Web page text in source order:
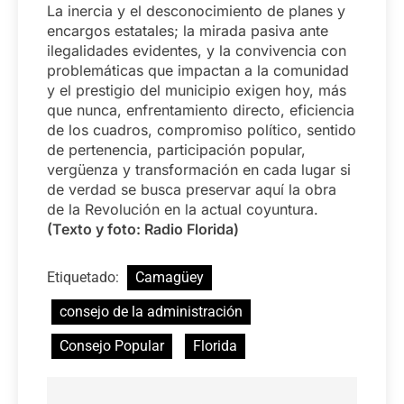
La inercia y el desconocimiento de planes y
encargos estatales; la mirada pasiva ante
ilegalidades evidentes, y la convivencia con
problemáticas que impactan a la comunidad
y el prestigio del municipio exigen hoy, más
que nunca, enfrentamiento directo, eficiencia
de los cuadros, compromiso político, sentido
de pertenencia, participación popular,
vergüenza y transformación en cada lugar si
de verdad se busca preservar aquí la obra
de la Revolución en la actual coyuntura.
(Texto y foto: Radio Florida)
Etiquetado:
Camagüey
consejo de la administración
Consejo Popular
Florida